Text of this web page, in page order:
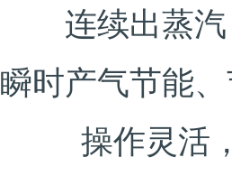
连续出蒸
瞬时产气节能
操作灵活